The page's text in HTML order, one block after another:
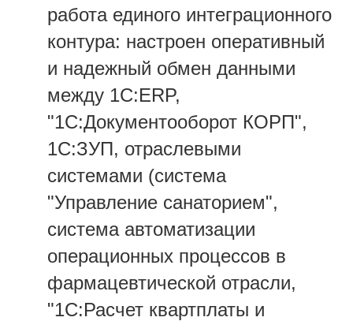
работа единого интеграционного
контура: настроен оперативный
и надежный обмен данными
между 1С:ERP,
"1С:Документооборот КОРП",
1С:ЗУП, отраслевыми
системами (система
"Управление санаторием",
система автоматизации
операционных процессов в
фармацевтической отрасли,
"1С:Расчет квартплаты и